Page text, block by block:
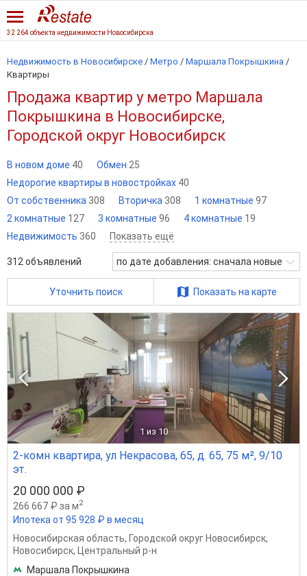
32 264 объекта недвижимости Новосибирска
Недвижимость в Новосибирске / Метро / Маршала Покрышкина /
Квартиры
Продажа квартир у метро Маршала
Покрышкина в Новосибирске,
Городской округ Новосибирск
В новом доме 40 Обмен 25
Недорогие квартиры в новостройках 40
От собственника 308 Вторичка 308 1 комнатные 97
2 комнатные 127 3 комнатные 96 4 комнатные 19
Недвижимость 360 Показать ещё
312 объявлений по дате добавления: сначала новые
Уточнить поиск Показать на карте
1 из 10
2-комн квартира, ул Некрасова, 65, д. 65, 75 м², 9/10
эт.
20 000 000 ₽
266 667 ₽ за м2
Ипотека от 95 928 ₽ в месяц
Новосибирская область, Городской округ Новосибирск,
Новосибирск,
Центральный р-н
Маршала Покрышкина